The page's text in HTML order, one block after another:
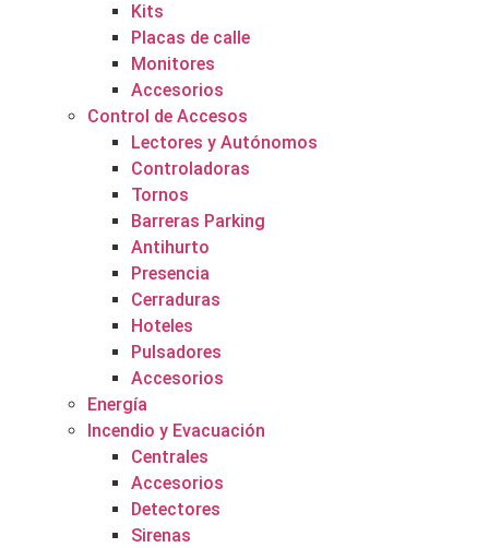
Kits
Placas de calle
Monitores
Accesorios
Control de Accesos
Lectores y Autónomos
Controladoras
Tornos
Barreras Parking
Antihurto
Presencia
Cerraduras
Hoteles
Pulsadores
Accesorios
Energía
Incendio y Evacuación
Centrales
Accesorios
Detectores
Sirenas